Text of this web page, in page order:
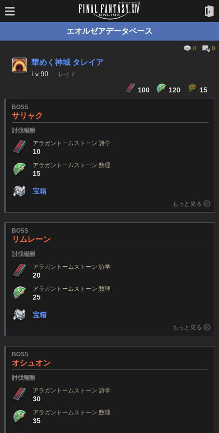
エオルゼアデータベース
0 0
華めく神域 タレイア
Lv 90 レイド
100 120 15
BOSS
サリャク
討伐報酬
アラガントームストーン:詩学
10
アラガントームストーン:数理
15
宝箱
もっと見る
BOSS
リムレーン
討伐報酬
アラガントームストーン:詩学
20
アラガントームストーン:数理
25
宝箱
もっと見る
BOSS
オシュオン
討伐報酬
アラガントームストーン:詩学
30
アラガントームストーン:数理
35